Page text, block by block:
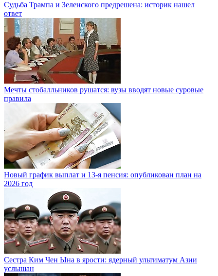
Судьба Трампа и Зеленского предрешена: историк нашел
ответ
Мечты стобалльников рушатся: вузы вводят новые суровые
правила
Новый график выплат и 13-я пенсия: опубликован план на
2026 год
Сестра Ким Чен Ына в ярости: ядерный ультиматум Азии
услышан